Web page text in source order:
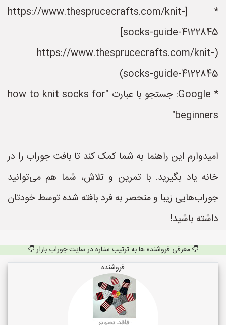
* [https://www.thesprucecrafts.com/knit-
socks-guide-4122845]
(https://www.thesprucecrafts.com/knit-
socks-guide-
* Google: جستجو با عبارت "how to knit socks for
این راهنما به شما کمک کند تا بافت جوراب را در
یاد بگیرید. با تمرین و تلاش، شما هم می‌توانید
زیبا و منحصر به فرد بافته شده توسط خودتان
باشید!
معرفی فروشنده ها به ترتیب ستاره در سایت جوراب بازار
فروشنده